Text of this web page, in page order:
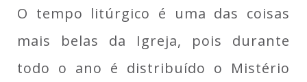
O tempo litúrgico é uma das coisas
mais belas da Igreja, pois durante
todo o ano é distribuído o Mistério